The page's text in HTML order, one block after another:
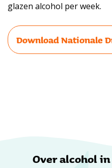
glazen alcohol per week.
Download Nationale
Over alcohol